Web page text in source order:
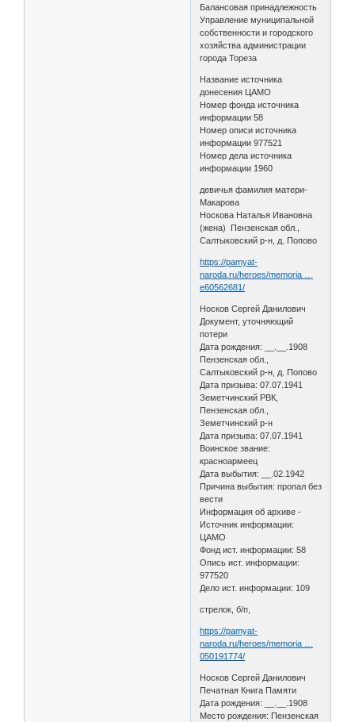
Балансовая принадлежность
Управление муниципальной
собственности и городского
хозяйства администрации
города Тореза
Название источника
донесения ЦАМО
Номер фонда источника
информации 58
Номер описи источника
информации 977521
Номер дела источника
информации 1960
девичья фамилия матери-
Макарова
Носкова Наталья Ивановна
(жена) Пензенская обл.,
Салтыковский р-н, д. Попово
https://pamyat-
naroda.ru/heroes/memoria …
e60562681/
Носков Сергей Данилович
Документ, уточняющий
потери
Дата рождения: __.__.1908
Пензенская обл.,
Салтыковский р-н, д. Попово
Дата призыва: 07.07.1941
Земетчинский РВК,
Пензенская обл.,
Земетчинский р-н
Дата призыва: 07.07.1941
Воинское звание:
красноармеец
Дата выбытия: __.02.1942
Причина выбытия: пропал без
вести
Информация об архиве -
Источник информации:
ЦАМО
Фонд ист. информации: 58
Опись ист. информации:
977520
Дело ист. информации: 109
стрелок, б/п,
https://pamyat-
naroda.ru/heroes/memoria …
050191774/
Носков Сергей Данилович
Печатная Книга Памяти
Дата рождения: __.__.1908
Место рождения: Пензенская